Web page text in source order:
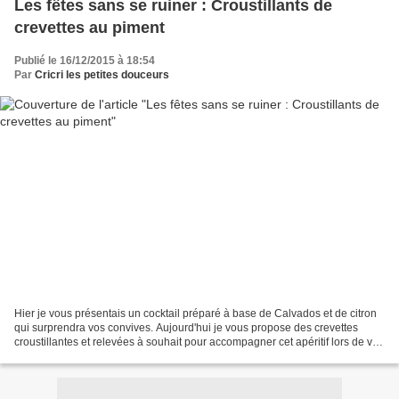
Les fêtes sans se ruiner : Croustillants de
crevettes au piment
Publié le 16/12/2015 à 18:54
Par Cricri les petites douceurs
Hier je vous présentais un cocktail préparé à base de Calvados et de citron
qui surprendra vos convives. Aujourd'hui je vous propose des crevettes
croustillantes et relevées à souhait pour accompagner cet apéritif lors de vos